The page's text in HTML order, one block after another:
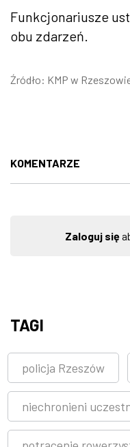
Funkcjonariusze
obu zdarzeń.
Źródło: KMP w
KOMENTARZE
Zaloguj się
TAGI
policja Rzeszów
niechronieni